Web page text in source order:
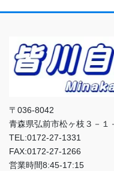
〒036-8042
青森県弘前市松ヶ枝３－１
TEL:0172-27-1331
FAX:0172-27-1266
営業時間8:45-17:15